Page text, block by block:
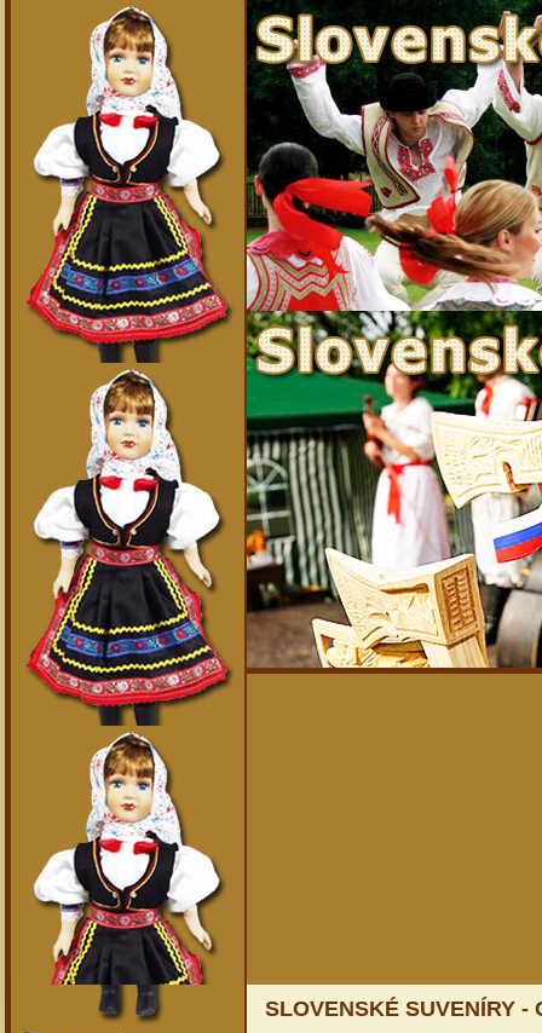
SLOVENSKÉ SUVENÍRY -